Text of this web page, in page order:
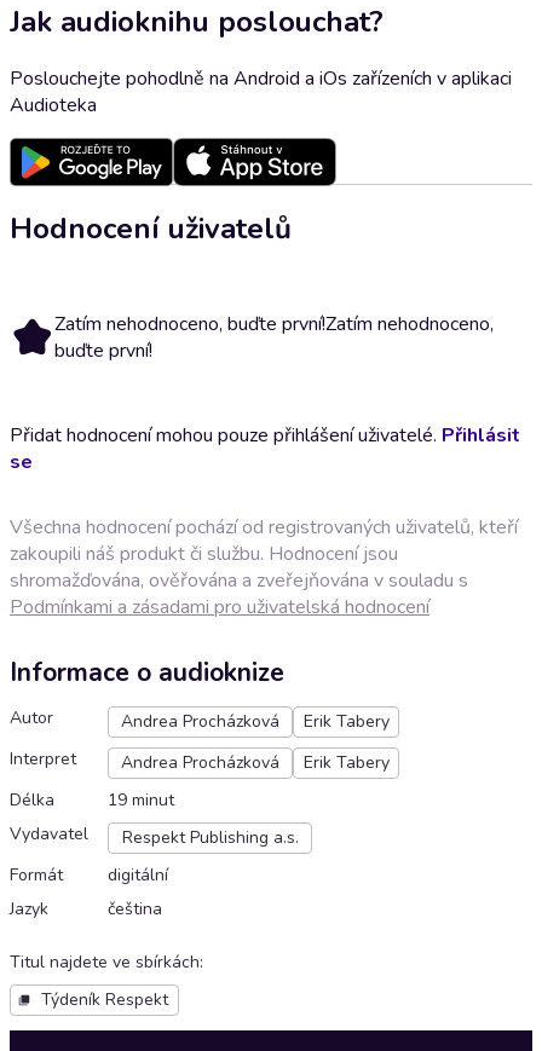
Jak audioknihu poslouchat?
Poslouchejte pohodlně na Android a iOs zařízeních v aplikaci
Audioteka
Hodnocení uživatelů
Zatím nehodnoceno, buďte první!Zatím nehodnoceno,
buďte první!
Přidat hodnocení mohou pouze přihlášení uživatelé. Přihlásit
se
Všechna hodnocení pochází od registrovaných uživatelů, kteří
zakoupili náš produkt či službu. Hodnocení jsou
shromažďována, ověřována a zveřejňována v souladu s
Podmínkami a zásadami pro uživatelská hodnocení
Informace o audioknize
Autor Andrea Procházková
Erik Tabery
Interpret
Andrea Procházková
Erik Tabery
Délka
19 minut
Vydavatel
Respekt Publishing a.s.
Formát
digitální
Jazyk
čeština
Titul najdete ve sbírkách:
Týdeník Respekt